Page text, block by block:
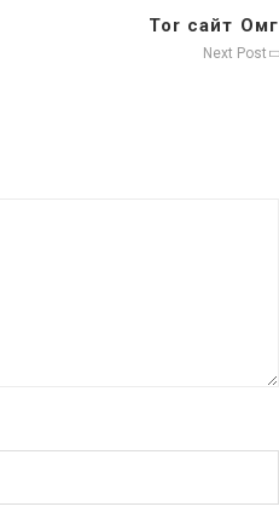
Tor сайт Омг
Next Post